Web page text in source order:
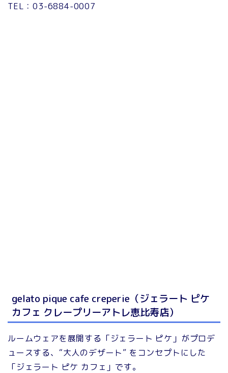
TEL：03-6884-0007
gelato pique cafe creperie（ジェラート ピケ
カフェ クレープリーアトレ恵比寿店）
ルームウェアを展開する「ジェラート ピケ」がプロデ
ュースする、“大人のデザート” をコンセプトにした
「ジェラート ピケ カフェ」です。